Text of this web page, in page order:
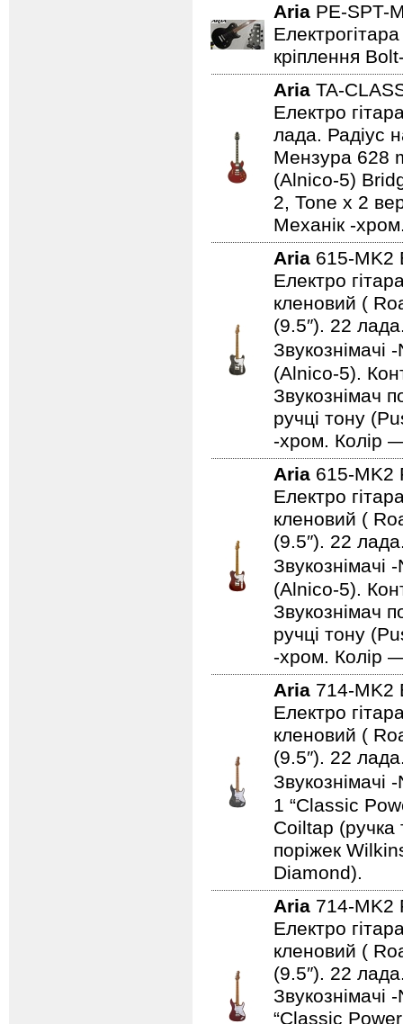
Aria PE-SPT-
кріплення
Aria TA-
Електро
лада. Радіус
Мензура 628
(Alnico-5)
2, Tone x 2
Механік -
Aria 615-MK2
Електро
кленовий (
(9.5″). 22
(Alnico-5).
Звукознімач
ручці тону
-хром. Колір
Aria 615-MK2
Електро
кленовий (
(9.5″). 22
(Alnico-5).
Звукознімач
ручці тону
-хром. Колір
Aria 714-MK2
Електро
кленовий (
(9.5″). 22
1 “Classic
Coiltap (ручка
поріжек
Diamond).
Aria 714-MK2
Електро
кленовий (
(9.5″). 22
“Classic